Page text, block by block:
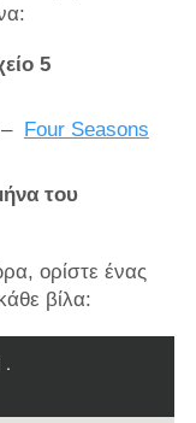
5
Four Seasons
του
ορίστε ένας
βίλα: